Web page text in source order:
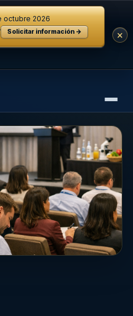
octubre 2026
Solicitar información → ×